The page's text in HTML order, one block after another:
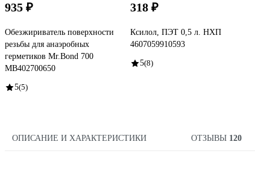
935 ₽
Обезжириватель поверхности
резьбы для анаэробных
герметиков Mr.Bond 700
MB402700650
5(5)
318 ₽
Ксилол, ПЭТ 0,5 л. НХП
4607059910593
5(8)
ОПИСАНИЕ И ХАРАКТЕРИСТИКИ ОТЗЫВЫ 120